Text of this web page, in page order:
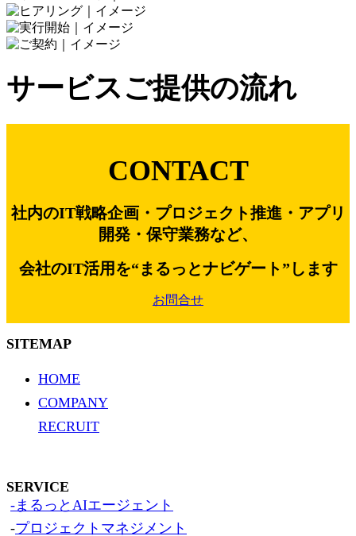
サービスご提供の流れ
CONTACT
社内のIT戦略企画・プロジェクト推進・アプリ
開発・保守業務など、
会社のIT活用を“まるっとナビゲート”します
お問合せ
SITEMAP
HOME
COMPANY
RECRUIT
SERVICE
-まるっとAIエージェント
-プロジェクトマネジメント